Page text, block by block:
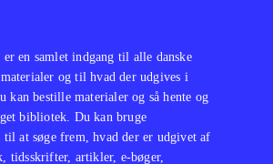
en samlet indgang til alle danske
og til hvad der udgives i
kan bestille materialer og så hente og
bibliotek. Du kan bruge
at søge frem, hvad der er udgivet af
tidsskrifter, artikler, e-bøger,